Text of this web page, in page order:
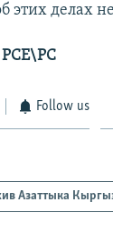
этих делах
РСЕ\РС
Follow us
Азаттыка